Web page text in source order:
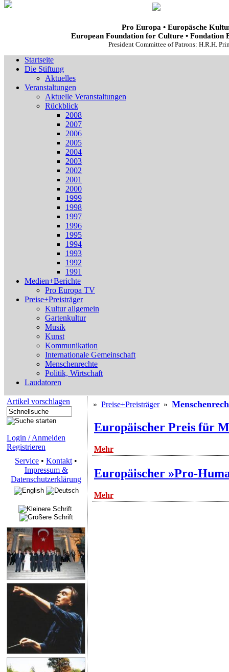
Pro Europa • Europäsche
European Foundation for Culture • Fondation
President Committee of Patrons: H.R.H.
Startseite
Die Stiftung
Aktuelles
Veranstaltungen
Aktuelle Veranstaltungen
Rückblick
2008
2007
2006
2005
2004
2003
2002
2001
2000
1999
1998
1997
1996
1995
1994
1993
1992
1991
Medien+Berichte
Pro Europa TV
Preise+Preisträger
Kultur allgemein
Gartenkultur
Musik
Kunst
Kommunikation
Internationale Gemeinschaft
Menschenrechte
Politik, Wirtschaft
Laudatoren
Artikel vorschlagen
Login / Anmelden
Registrieren
Service • Kontakt •
Impressum &
Datenschutzerklärung
» Preise+Preisträger »
Europäischer Preis für
Mehr
Europäischer »Pro-
Mehr